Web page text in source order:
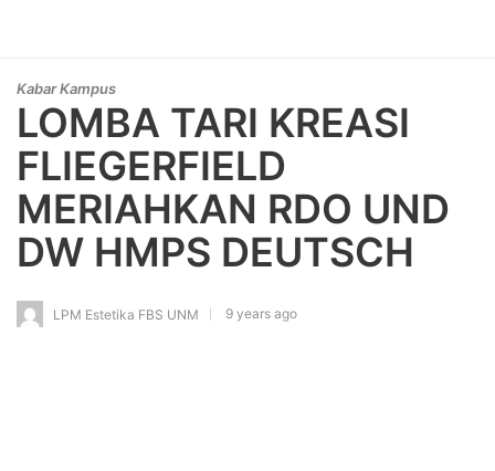
Kabar Kampus
LOMBA TARI KREASI
FLIEGERFIELD
MERIAHKAN RDO UND
DW HMPS DEUTSCH
LPM Estetika FBS UNM 9 years ago